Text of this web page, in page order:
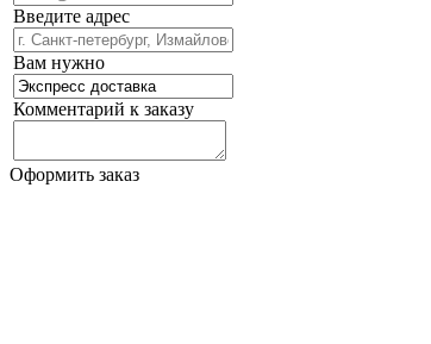
Введите адрес
Вам нужно
Комментарий к заказу
Оформить заказ